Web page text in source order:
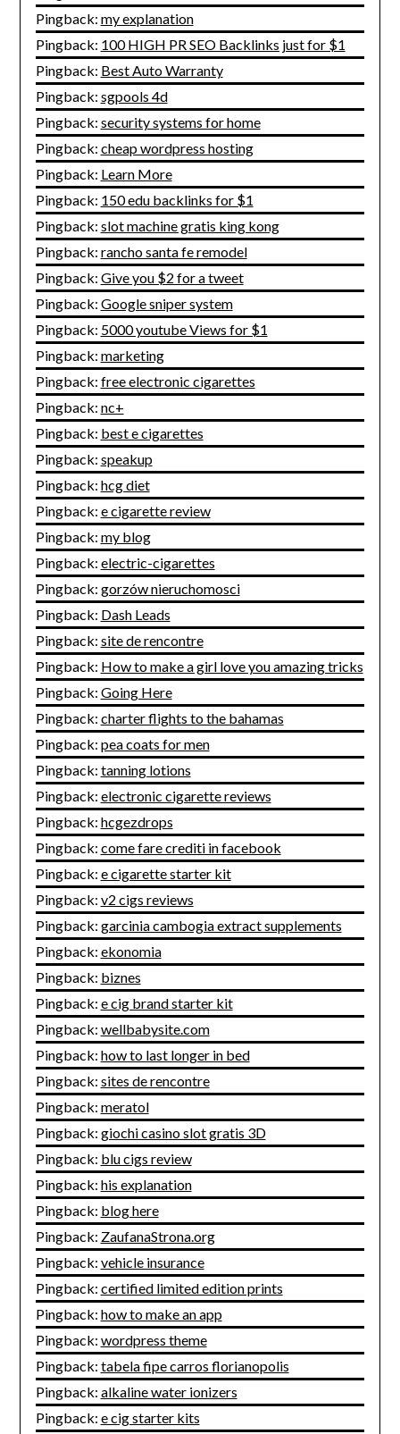
Pingback: my explanation
Pingback: 100 HIGH PR SEO Backlinks just for $1
Pingback: Best Auto Warranty
Pingback: sgpools 4d
Pingback: security systems for home
Pingback: cheap wordpress hosting
Pingback: Learn More
Pingback: 150 edu backlinks for $1
Pingback: slot machine gratis king kong
Pingback: rancho santa fe remodel
Pingback: Give you $2 for a tweet
Pingback: Google sniper system
Pingback: 5000 youtube Views for $1
Pingback: marketing
Pingback: free electronic cigarettes
Pingback: nc+
Pingback: best e cigarettes
Pingback: speakup
Pingback: hcg diet
Pingback: e cigarette review
Pingback: my blog
Pingback: electric-cigarettes
Pingback: gorzów nieruchomosci
Pingback: Dash Leads
Pingback: site de rencontre
Pingback: How to make a girl love you amazing tricks
Pingback: Going Here
Pingback: charter flights to the bahamas
Pingback: pea coats for men
Pingback: tanning lotions
Pingback: electronic cigarette reviews
Pingback: hcgezdrops
Pingback: come fare crediti in facebook
Pingback: e cigarette starter kit
Pingback: v2 cigs reviews
Pingback: garcinia cambogia extract supplements
Pingback: ekonomia
Pingback: biznes
Pingback: e cig brand starter kit
Pingback: wellbabysite.com
Pingback: how to last longer in bed
Pingback: sites de rencontre
Pingback: meratol
Pingback: giochi casino slot gratis 3D
Pingback: blu cigs review
Pingback: his explanation
Pingback: blog here
Pingback: ZaufanaStrona.org
Pingback: vehicle insurance
Pingback: certified limited edition prints
Pingback: how to make an app
Pingback: wordpress theme
Pingback: tabela fipe carros florianopolis
Pingback: alkaline water ionizers
Pingback: e cig starter kits